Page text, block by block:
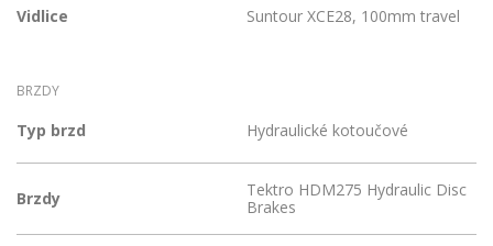
Vidlice Suntour XCE28, 100mm travel
BRZDY
Typ brzd Hydraulické kotoučové
Brzdy
Tektro HDM275 Hydraulic Disc
Brakes